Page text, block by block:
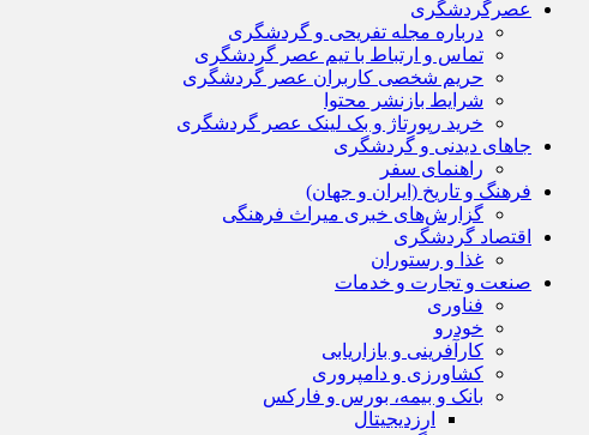
عصرگردشگری
درباره مجله تفریحی و گردشگری
تماس و ارتباط با تیم عصر گردشگری
حریم شخصی کاربران عصر گردشگری
شرایط بازنشر محتوا
خرید رپورتاژ و بک لینک عصر گردشگری
جاهای دیدنی و گردشگری
راهنمای سفر
فرهنگ و تاریخ (ایران و جهان)
گزارش‌های خبری میراث فرهنگی
اقتصاد گردشگری
غذا و رستوران
صنعت و تجارت و خدمات
فناوری
خودرو
کارآفرینی و بازاریابی
کشاورزی و دامپروری
بانک و بیمه، بورس و فارکس
ارزدیجیتال